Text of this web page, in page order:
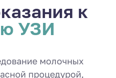
к
УЗИ
молочных
процедурой,